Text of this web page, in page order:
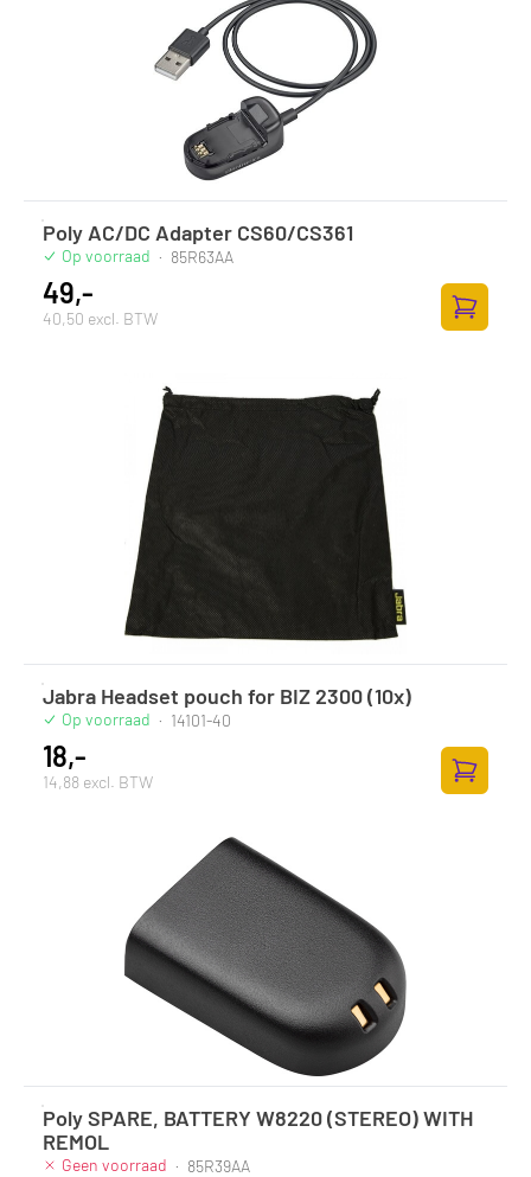
Poly AC/DC Adapter CS60/CS361
Op voorraad · 85R63AA
49,-
40,50 excl. BTW
Zum
Jabra Headset pouch for BIZ 2300 (10x)
Op voorraad · 14101-40
18,-
14,88 excl. BTW
Zum
Poly SPARE, BATTERY W8220 (STEREO) WITH
REMOL
Geen voorraad · 85R39AA